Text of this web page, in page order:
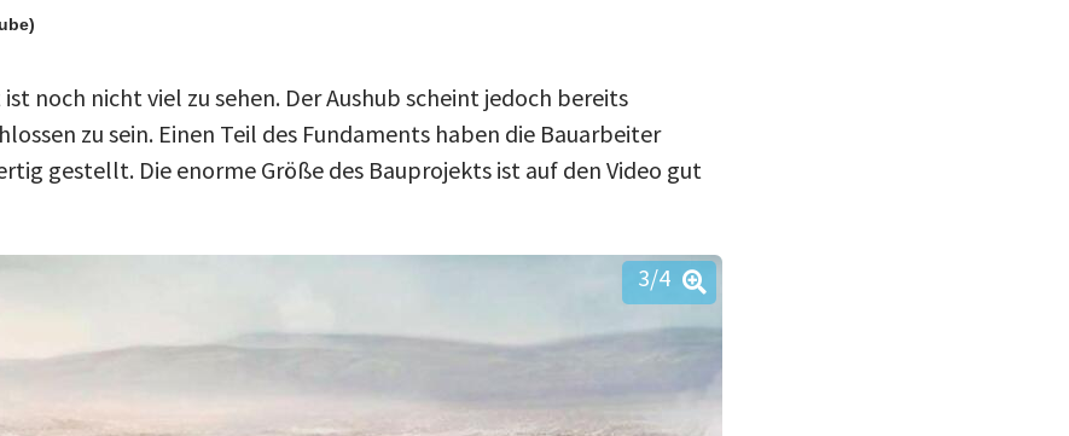
noch nicht viel zu sehen. Der Aushub scheint jedoch bereits
zu sein. Einen Teil des Fundaments haben die Bauarbeiter
gestellt. Die enorme Größe des Bauprojekts ist auf den Video gut
3/4